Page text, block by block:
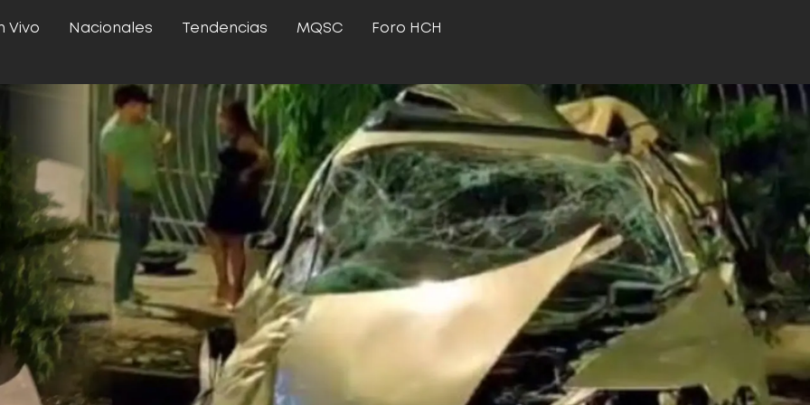
Vivo Nacionales Tendencias MQSC Foro HCH